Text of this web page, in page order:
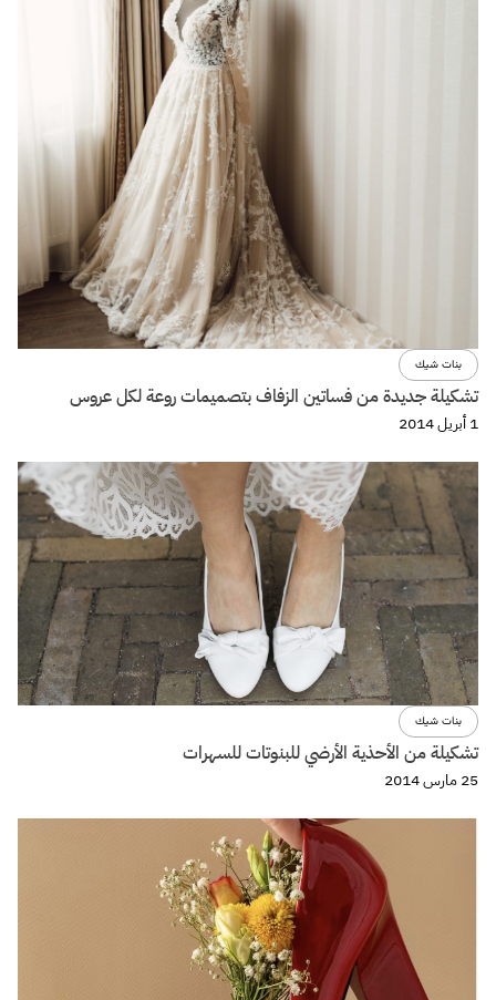
بنات شيك
تشكيلة جديدة من فساتين الزفاف بتصميمات روعة لكل عروس
1 أبريل 2014
بنات شيك
تشكيلة من الأحذية الأرضي للبنوتات للسهرات
25 مارس 2014